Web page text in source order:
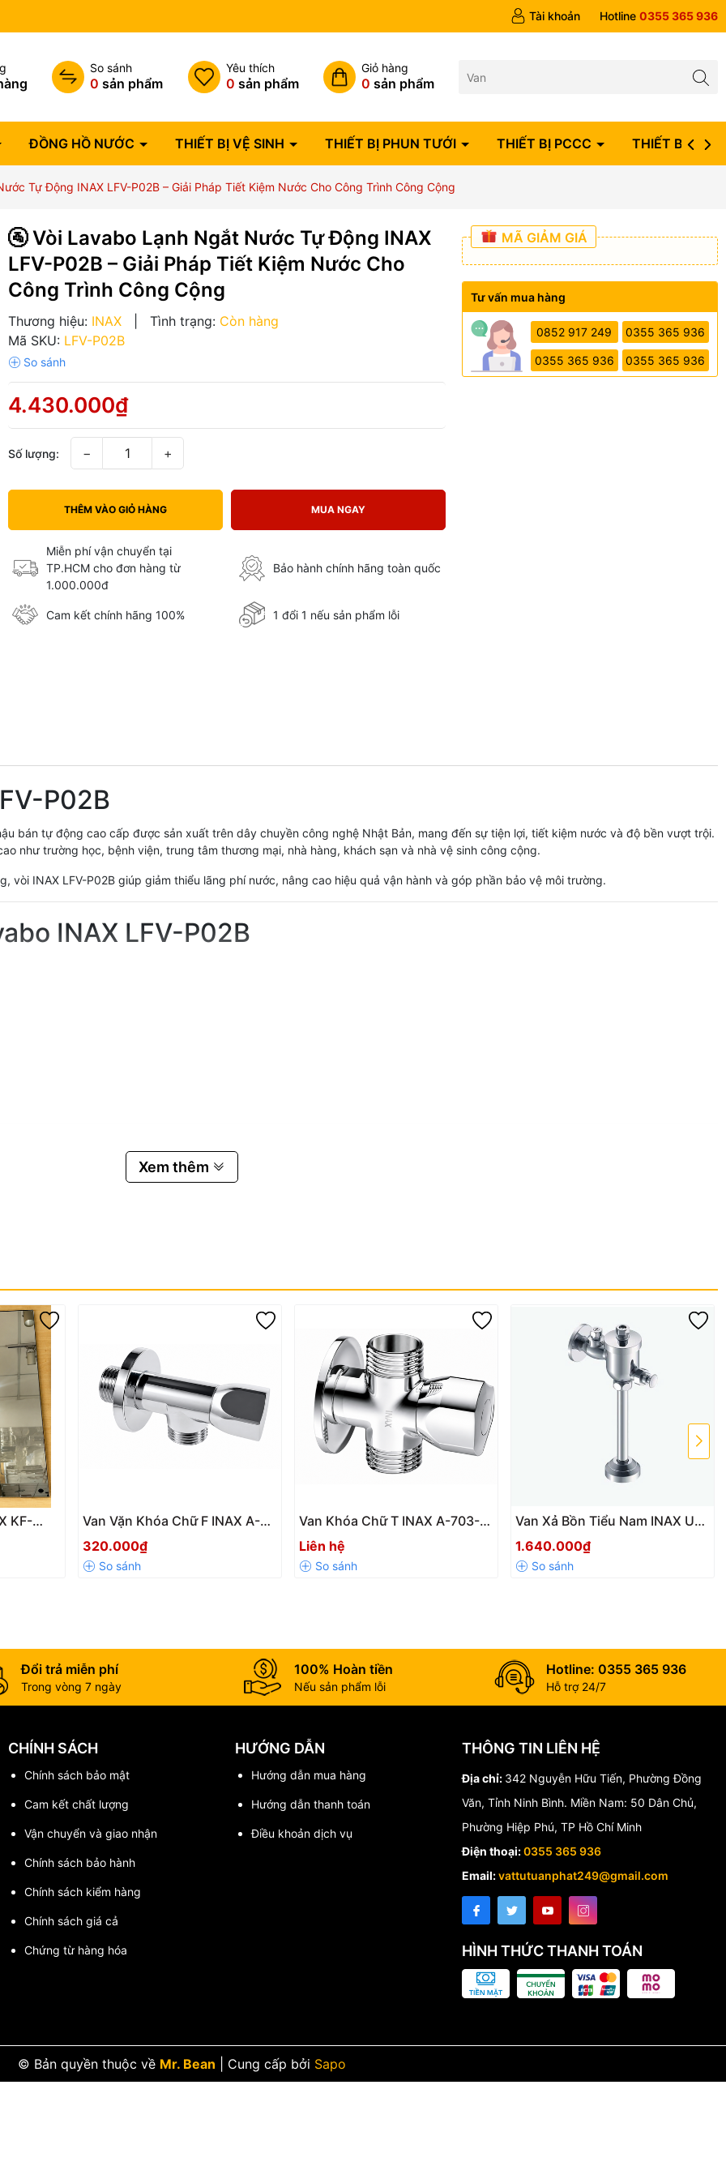
Tài khoản Hotline 0355 365 936
So sánh
0 sản phẩm
Yêu thích
0 sản phẩm
Giỏ hàng
0 sản phẩm
ĐỒNG HỒ NƯỚC THIẾT BỊ VỆ SINH THIẾT BỊ PHUN TƯỚI THIẾT BỊ PCCC THIẾT BỊ ĐIỆN
Tự Động INAX LFV-P02B – Giải Pháp Tiết Kiệm Nước Cho Công Trình Công Cộng
🚰 Vòi Lavabo Lạnh Ngắt Nước Tự Động INAX
LFV-P02B – Giải Pháp Tiết Kiệm Nước Cho
Công Trình Công Cộng
Thương hiệu: INAX Tình trạng: Còn hàng
Mã SKU: LFV-P02B
4.430.000₫
Số lượng: − +
THÊM VÀO GIỎ HÀNG MUA NGAY
Miễn phí vận chuyển tại
TP.HCM cho đơn hàng từ
1.000.000đ
Bảo hành chính hãng toàn quốc
Cam kết chính hãng 100% 1 đổi 1 nếu sản phẩm lỗi
MÃ GIẢM GIÁ
Tư vấn mua hàng
0852 917 249 0355 365 936
0355 365 936 0355 365 936
P02B
bán tự động cao cấp được sản xuất trên dây chuyền công nghệ Nhật Bản, mang đến sự tiện lợi, tiết kiệm nước và độ bền vượt trội.
như trường học, bệnh viện, trung tâm thương mại, nhà hàng, khách sạn và nhà vệ sinh công cộng.
INAX LFV-P02B giúp giảm thiểu lãng phí nước, nâng cao hiệu quả vận hành và góp phần bảo vệ môi trường.
INAX LFV-P02B
LFV-P02B
chống ăn mòn, chịu lực tốt và đảm bảo độ bền lâu dài.
bẩn và dễ dàng vệ sinh trong quá trình sử dụng.
sử dụng, đặc biệt tại các khu vực công cộng.
Cộng
và vệ sinh cho các công trình công cộng.
phẩm.
bóng.
INAX LFV-P02B?
dẫn!
Xem thêm
KF-
Đẹp
Van Vặn Khóa Chữ F INAX A-
703-8 Chính Hãng – Bền Bỉ,
Đóng Mở Nhanh, Chống Rò Rỉ
Hiệu Quả
320.000₫
Van Khóa Chữ T INAX A-703-7
Xi Chính Hãng – Khóa Nước,
Giảm Áp Hiệu Quả Cho Bồn
Cầu & Vòi Xịt
Liên hệ
Van Xả Bồn Tiểu Nam INAX UF-
7V Chính Hãng – Tiết Kiệm
Nước, Bền Bỉ Theo Công Nghệ
Nhật Bản
1.640.000₫
Đổi trả miễn phí
Trong vòng 7 ngày
100% Hoàn tiền
Nếu sản phẩm lỗi
Hotline: 0355 365 936
Hỗ trợ 24/7
CHÍNH SÁCH
Chính sách bảo mật
Cam kết chất lượng
Vận chuyển và giao nhận
Chính sách bảo hành
Chính sách kiểm hàng
Chính sách giá cả
Chứng từ hàng hóa
HƯỚNG DẪN
Hướng dẫn mua hàng
Hướng dẫn thanh toán
Điều khoản dịch vụ
THÔNG TIN LIÊN HỆ
Địa chỉ: 342 Nguyễn Hữu Tiến, Phường Đồng
Văn, Tỉnh Ninh Bình. Miền Nam: 50 Dân Chủ,
Phường Hiệp Phú, TP Hồ Chí Minh
Điện thoại:0355 365 936
Email:vattutuanphat249@gmail.com
HÌNH THỨC THANH TOÁN
© Bản quyền thuộc về Mr. Bean Cung cấp bởi Sapo